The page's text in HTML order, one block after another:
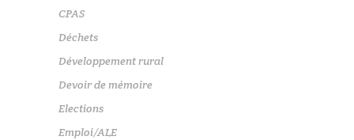
CPAS
Déchets
Développement rural
Devoir de mémoire
Elections
Emploi/ALE